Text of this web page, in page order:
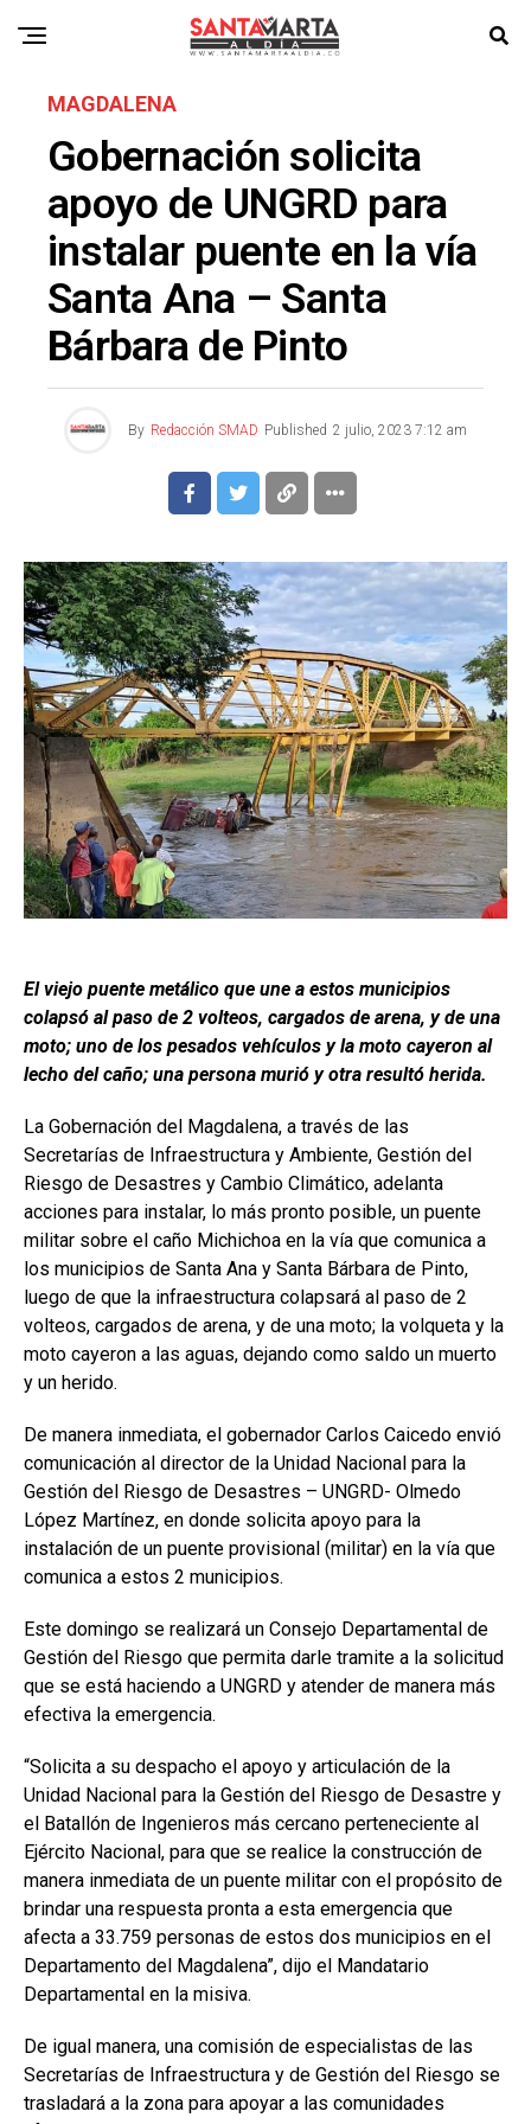
MAGDALENA
Gobernación solicita
apoyo de UNGRD para
instalar puente en la vía
Santa Ana – Santa
Bárbara de Pinto
By Redacción SMAD Published 2 julio, 2023 7:12 am
El viejo puente metálico que une a estos municipios
colapsó al paso de 2 volteos, cargados de arena, y de una
moto; uno de los pesados vehículos y la moto cayeron al
lecho del caño; una persona murió y otra resultó herida.
La Gobernación del Magdalena, a través de las
Secretarías de Infraestructura y Ambiente, Gestión del
Riesgo de Desastres y Cambio Climático, adelanta
acciones para instalar, lo más pronto posible, un puente
militar sobre el caño Michichoa en la vía que comunica a
los municipios de Santa Ana y Santa Bárbara de Pinto,
luego de que la infraestructura colapsará al paso de 2
volteos, cargados de arena, y de una moto; la volqueta y la
moto cayeron a las aguas, dejando como saldo un muerto
y un herido.
De manera inmediata, el gobernador Carlos Caicedo envió
comunicación al director de la Unidad Nacional para la
Gestión del Riesgo de Desastres – UNGRD- Olmedo
López Martínez, en donde solicita apoyo para la
instalación de un puente provisional (militar) en la vía que
comunica a estos 2 municipios.
Este domingo se realizará un Consejo Departamental de
Gestión del Riesgo que permita darle tramite a la solicitud
que se está haciendo a UNGRD y atender de manera más
efectiva la emergencia.
“Solicita a su despacho el apoyo y articulación de la
Unidad Nacional para la Gestión del Riesgo de Desastre y
el Batallón de Ingenieros más cercano perteneciente al
Ejército Nacional, para que se realice la construcción de
manera inmediata de un puente militar con el propósito de
brindar una respuesta pronta a esta emergencia que
afecta a 33.759 personas de estos dos municipios en el
Departamento del Magdalena”, dijo el Mandatario
Departamental en la misiva.
De igual manera, una comisión de especialistas de las
Secretarías de Infraestructura y de Gestión del Riesgo se
trasladará a la zona para apoyar a las comunidades